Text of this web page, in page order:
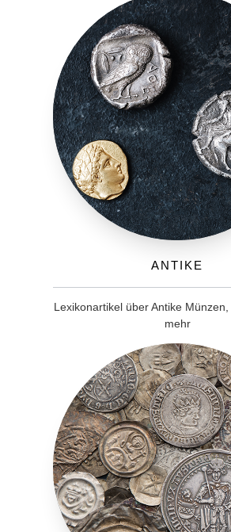
Antike
Lexikonartikel über Antike
mehr